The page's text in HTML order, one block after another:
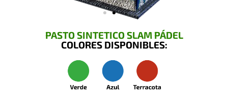
PASTO SINTETICO SLAM PÁDEL
COLORES DISPONIBLES: